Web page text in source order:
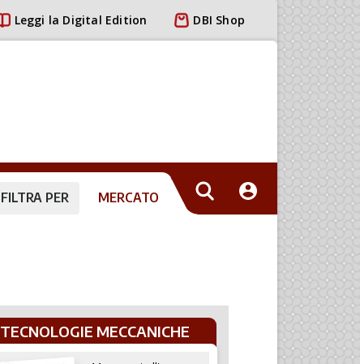
Leggi la Digital Edition DBI Shop
FILTRA PER MERCATO
TECNOLOGIE MECCANICHE